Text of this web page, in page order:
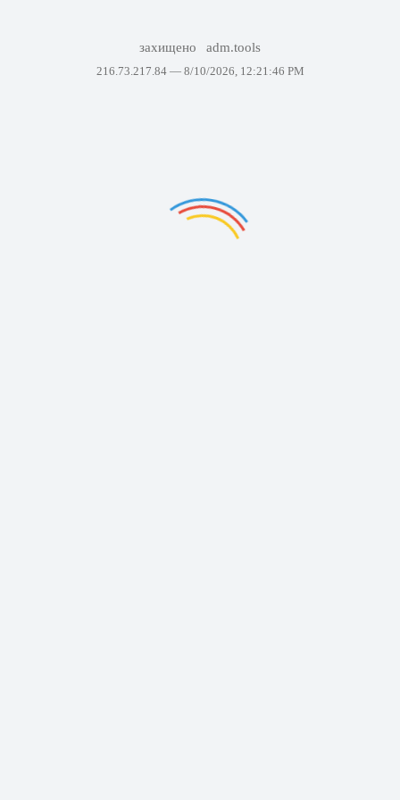
захищено adm.tools
216.73.217.84 — 8/10/2026, 12:21:46 PM